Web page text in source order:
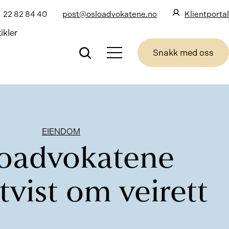
22 82 84 40 post@osloadvokatene.no Klientportal
Snakk med oss
EIENDOM
om veirett